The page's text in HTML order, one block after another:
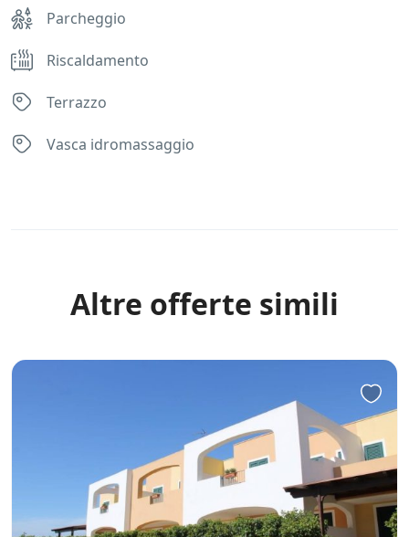
Parcheggio
Riscaldamento
Terrazzo
Vasca idromassaggio
Altre offerte simili